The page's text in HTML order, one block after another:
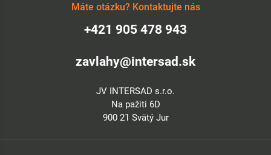
Máte otázku? Kontaktujte nás
+421 905 478 943
zavlahy@intersad.sk
JV INTERSAD s.r.o.
Na pažiti 6D
900 21 Svätý Jur